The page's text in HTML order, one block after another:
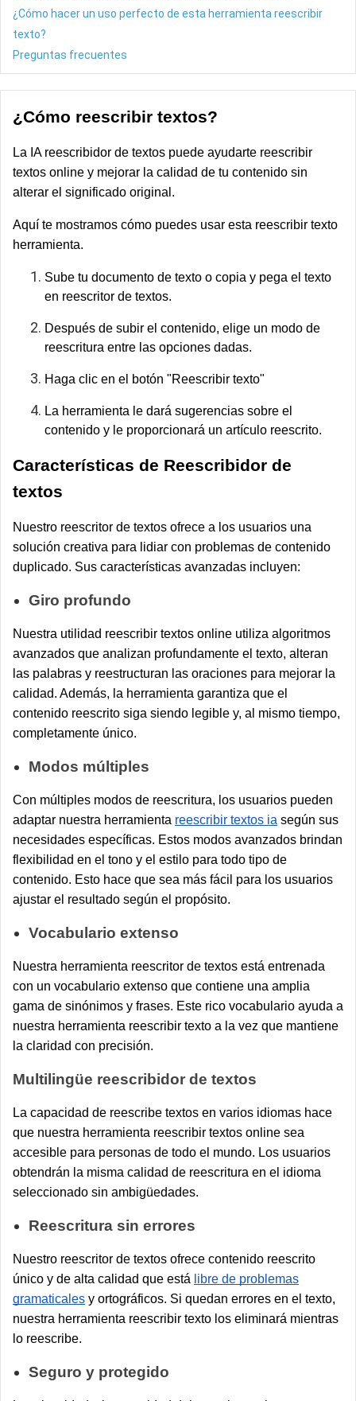
¿Cómo hacer un uso perfecto de esta herramienta reescribir
texto?
Preguntas frecuentes
¿Cómo reescribir textos?
La IA reescribidor de textos puede ayudarte reescribir
textos online y mejorar la calidad de tu contenido sin
alterar el significado original.
Aquí te mostramos cómo puedes usar esta reescribir texto
herramienta.
Sube tu documento de texto o copia y pega el texto
en reescritor de textos.
Después de subir el contenido, elige un modo de
reescritura entre las opciones dadas.
Haga clic en el botón "Reescribir texto"
La herramienta le dará sugerencias sobre el
contenido y le proporcionará un artículo reescrito.
Características de Reescribidor de
textos
Nuestro reescritor de textos ofrece a los usuarios una
solución creativa para lidiar con problemas de contenido
duplicado. Sus características avanzadas incluyen:
Giro profundo
Nuestra utilidad reescribir textos online utiliza algoritmos
avanzados que analizan profundamente el texto, alteran
las palabras y reestructuran las oraciones para mejorar la
calidad. Además, la herramienta garantiza que el
contenido reescrito siga siendo legible y, al mismo tiempo,
completamente único.
Modos múltiples
Con múltiples modos de reescritura, los usuarios pueden
adaptar nuestra herramienta reescribir textos ia según sus
necesidades específicas. Estos modos avanzados brindan
flexibilidad en el tono y el estilo para todo tipo de
contenido. Esto hace que sea más fácil para los usuarios
ajustar el resultado según el propósito.
Vocabulario extenso
Nuestra herramienta reescritor de textos está entrenada
con un vocabulario extenso que contiene una amplia
gama de sinónimos y frases. Este rico vocabulario ayuda a
nuestra herramienta reescribir texto a la vez que mantiene
la claridad con precisión.
Multilingüe reescribidor de textos
La capacidad de reescribe textos en varios idiomas hace
que nuestra herramienta reescribir textos online sea
accesible para personas de todo el mundo. Los usuarios
obtendrán la misma calidad de reescritura en el idioma
seleccionado sin ambigüedades.
Reescritura sin errores
Nuestro reescritor de textos ofrece contenido reescrito
único y de alta calidad que está libre de problemas
gramaticales y ortográficos. Si quedan errores en el texto,
nuestra herramienta reescribir texto los eliminará mientras
lo reescribe.
Seguro y protegido